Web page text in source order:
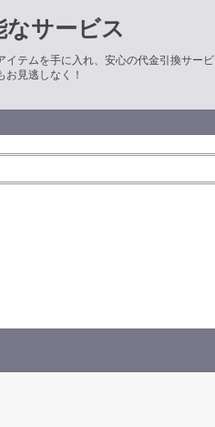
サービス
テムを手に入れ、安心の代金引換サービ
見逃しなく！